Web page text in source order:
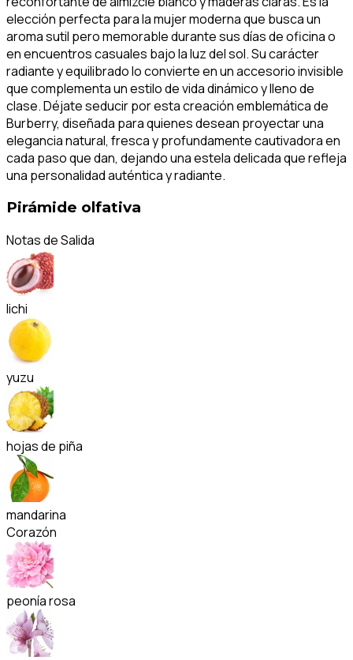
elección perfecta para la mujer moderna que busca un
aroma sutil pero memorable durante sus días de oficina o
en encuentros casuales bajo la luz del sol. Su carácter
radiante y equilibrado lo convierte en un accesorio invisible
que complementa un estilo de vida dinámico y lleno de
clase. Déjate seducir por esta creación emblemática de
Burberry, diseñada para quienes desean proyectar una
elegancia natural, fresca y profundamente cautivadora en
cada paso que dan, dejando una estela delicada que refleja
una personalidad auténtica y radiante.
Pirámide olfativa
Notas de Salida
lichi
yuzu
hojas de piña
mandarina
Corazón
peonía rosa